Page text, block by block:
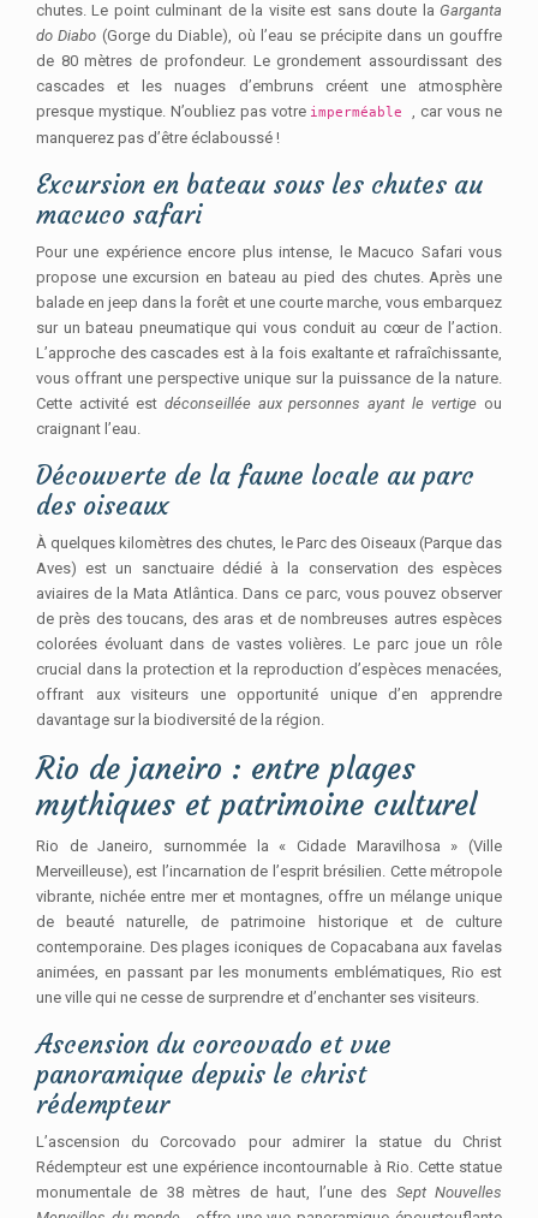
chutes. Le point culminant de la visite est sans doute la Garganta
do Diabo (Gorge du Diable), où l’eau se précipite dans un gouffre
de 80 mètres de profondeur. Le grondement assourdissant des
cascades et les nuages d’embruns créent une atmosphère
presque mystique. N’oubliez pas votre imperméable, car vous ne
manquerez pas d’être éclaboussé !
Excursion en bateau sous les chutes au
macuco safari
Pour une expérience encore plus intense, le Macuco Safari vous
propose une excursion en bateau au pied des chutes. Après une
balade en jeep dans la forêt et une courte marche, vous embarquez
sur un bateau pneumatique qui vous conduit au cœur de l’action.
L’approche des cascades est à la fois exaltante et rafraîchissante,
vous offrant une perspective unique sur la puissance de la nature.
Cette activité est déconseillée aux personnes ayant le vertige ou
craignant l’eau.
Découverte de la faune locale au parc
des oiseaux
À quelques kilomètres des chutes, le Parc des Oiseaux (Parque das
Aves) est un sanctuaire dédié à la conservation des espèces
aviaires de la Mata Atlântica. Dans ce parc, vous pouvez observer
de près des toucans, des aras et de nombreuses autres espèces
colorées évoluant dans de vastes volières. Le parc joue un rôle
crucial dans la protection et la reproduction d’espèces menacées,
offrant aux visiteurs une opportunité unique d’en apprendre
davantage sur la biodiversité de la région.
Rio de janeiro : entre plages
mythiques et patrimoine culturel
Rio de Janeiro, surnommée la « Cidade Maravilhosa » (Ville
Merveilleuse), est l’incarnation de l’esprit brésilien. Cette métropole
vibrante, nichée entre mer et montagnes, offre un mélange unique
de beauté naturelle, de patrimoine historique et de culture
contemporaine. Des plages iconiques de Copacabana aux favelas
animées, en passant par les monuments emblématiques, Rio est
une ville qui ne cesse de surprendre et d’enchanter ses visiteurs.
Ascension du corcovado et vue
panoramique depuis le christ
rédempteur
L’ascension du Corcovado pour admirer la statue du Christ
Rédempteur est une expérience incontournable à Rio. Cette statue
monumentale de 38 mètres de haut, l’une des Sept Nouvelles